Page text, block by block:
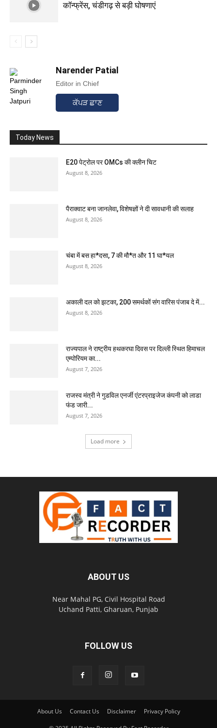
कॉन्फ्रेंस, चंडीगढ़ से बड़ी घोषणाएं
Narender Patial
Editor in Chief
ਕੱਪੜ ਛਾਣ
Today News
E20 पेट्रोल पर OMCs की क्लीन चिट
August 8, 2026
पैराक्वाट बना जानलेवा, विशेषज्ञों ने दी सावधानी की सलाह
August 8, 2026
चंबा में बस हा*दसा, 7 की मौ*त और 11 घा*यल
August 8, 2026
अकाली दल को झटका, 200 समर्थकों संग वारिस पंजाब दे में...
August 8, 2026
राज्यपाल ने राष्ट्रीय हथकरघा दिवस पर दिल्ली स्थित हिमाचल
एम्पोरियम का...
August 7, 2026
राजस्व मंत्री ने गुडविल एनर्जी एंटरप्राइजेज कंपनी को लाडा
फंड जारी...
August 7, 2026
Load more
ABOUT US
Near Mahal PG, Civil Hospital Road
Uchand Patti, Gharuan, Punjab
FOLLOW US
About Us Contact Us Disclaimer Privacy Policy